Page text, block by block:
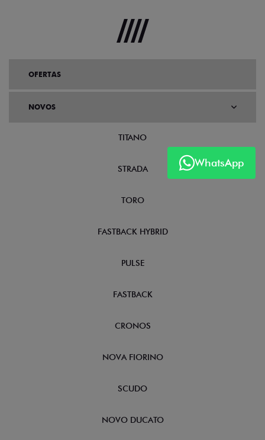
WhatsApp
OFERTAS
NOVOS
TITANO
STRADA
TORO
FASTBACK HYBRID
PULSE
FASTBACK
CRONOS
NOVA FIORINO
SCUDO
NOVO DUCATO